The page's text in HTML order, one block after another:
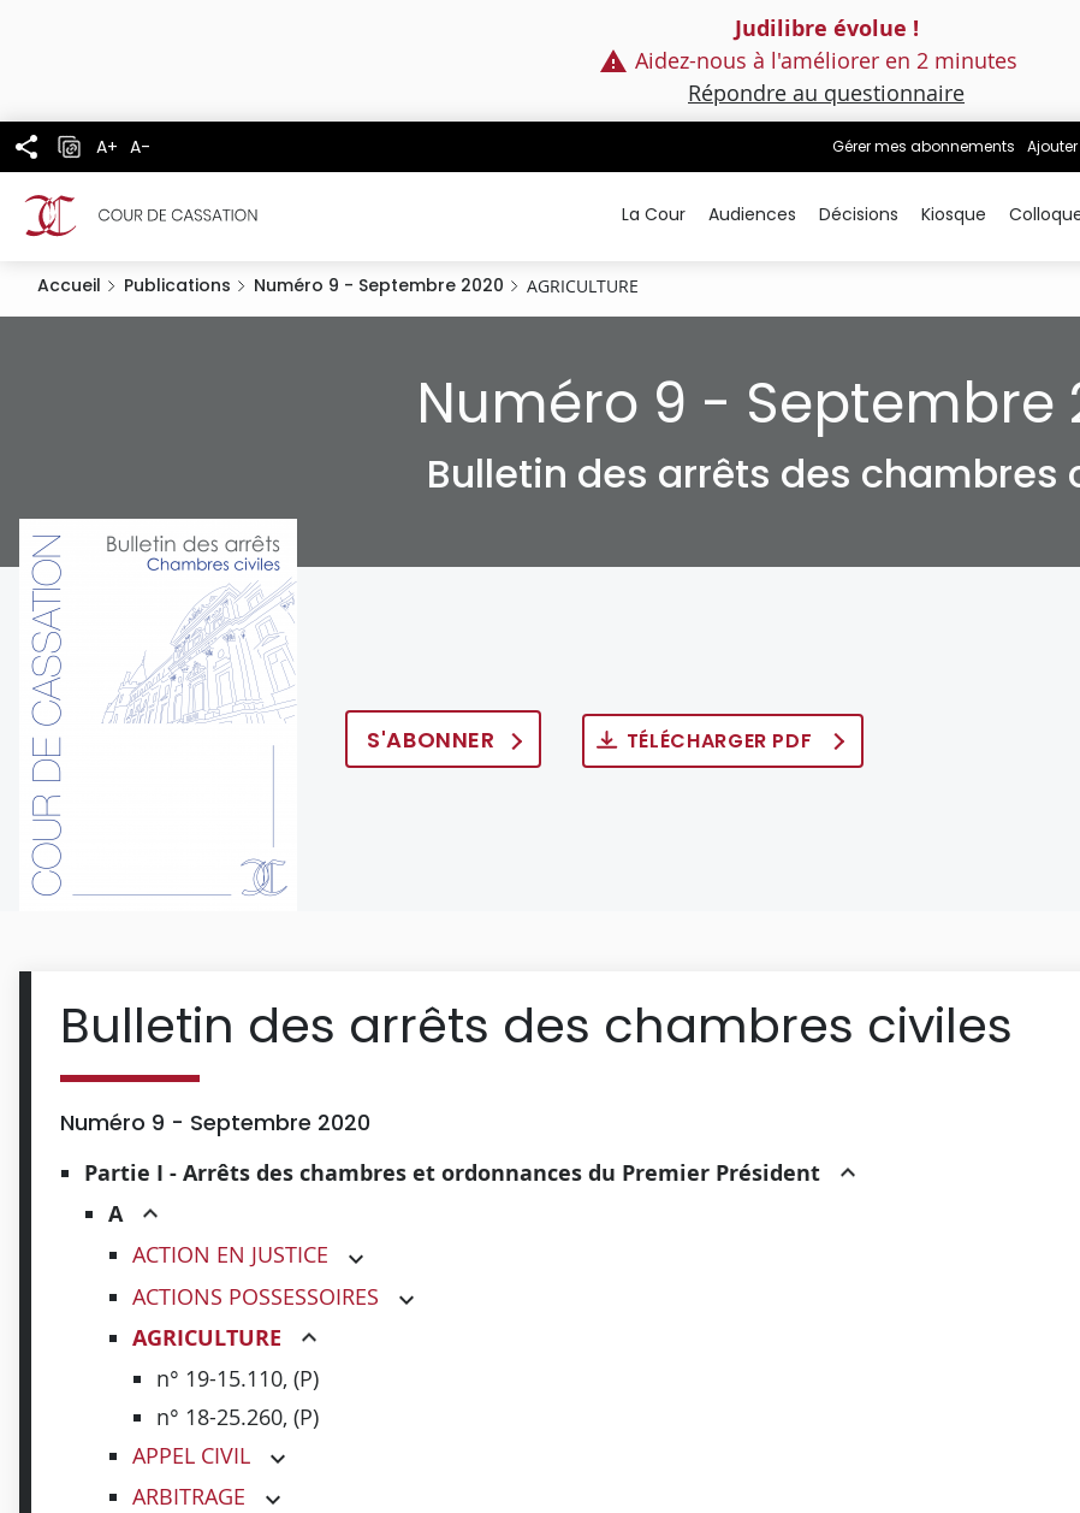
Judilibre évolue !
Aidez-nous à l'améliorer en 2 minutes
Répondre au questionnaire
A+ A- Gérer mes abonnements
La Cour Audiences Décisions Kiosque
Accueil Publications Numéro 9 - Septembre 2020 AGRICULTURE
Numéro 9 - Septembre
Bulletin des arrêts des chambres
S'ABONNER TÉLÉCHARGER PDF
Bulletin des arrêts des chambres civiles
Numéro 9 - Septembre 2020
Partie I - Arrêts des chambres et ordonnances du Premier Président
A
ACTION EN JUSTICE
ACTIONS POSSESSOIRES
AGRICULTURE
n° 19-15.110, (P)
n° 18-25.260, (P)
APPEL CIVIL
ARBITRAGE